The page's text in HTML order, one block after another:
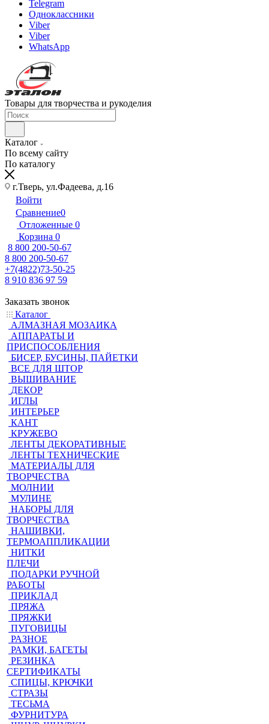
Telegram
Одноклассники
Viber
Viber
WhatsApp
Товары для творчества и рукоделия
Каталог
По всему сайту
По каталогу
г.Тверь, ул.Фадеева, д.16
Войти
Сравнение0
Отложенные 0
Корзина 0
8 800 200-50-67
8 800 200-50-67
+7(4822)73-50-25
8 910 836 97 59
Заказать звонок
Каталог
АЛМАЗНАЯ МОЗАИКА
АППАРАТЫ И
ПРИСПОСОБЛЕНИЯ
БИСЕР, БУСИНЫ, ПАЙЕТКИ
ВСЕ ДЛЯ ШТОР
ВЫШИВАНИЕ
ДЕКОР
ИГЛЫ
ИНТЕРЬЕР
КАНТ
КРУЖЕВО
ЛЕНТЫ ДЕКОРАТИВНЫЕ
ЛЕНТЫ ТЕХНИЧЕСКИЕ
МАТЕРИАЛЫ ДЛЯ
ТВОРЧЕСТВА
МОЛНИИ
МУЛИНЕ
НАБОРЫ ДЛЯ
ТВОРЧЕСТВА
НАШИВКИ,
ТЕРМОАППЛИКАЦИИ
НИТКИ
ПЛЕЧИ
ПОДАРКИ РУЧНОЙ
РАБОТЫ
ПРИКЛАД
ПРЯЖА
ПРЯЖКИ
ПУГОВИЦЫ
РАЗНОЕ
РАМКИ, БАГЕТЫ
РЕЗИНКА
СЕРТИФИКАТЫ
СПИЦЫ, КРЮЧКИ
СТРАЗЫ
ТЕСЬМА
ФУРНИТУРА